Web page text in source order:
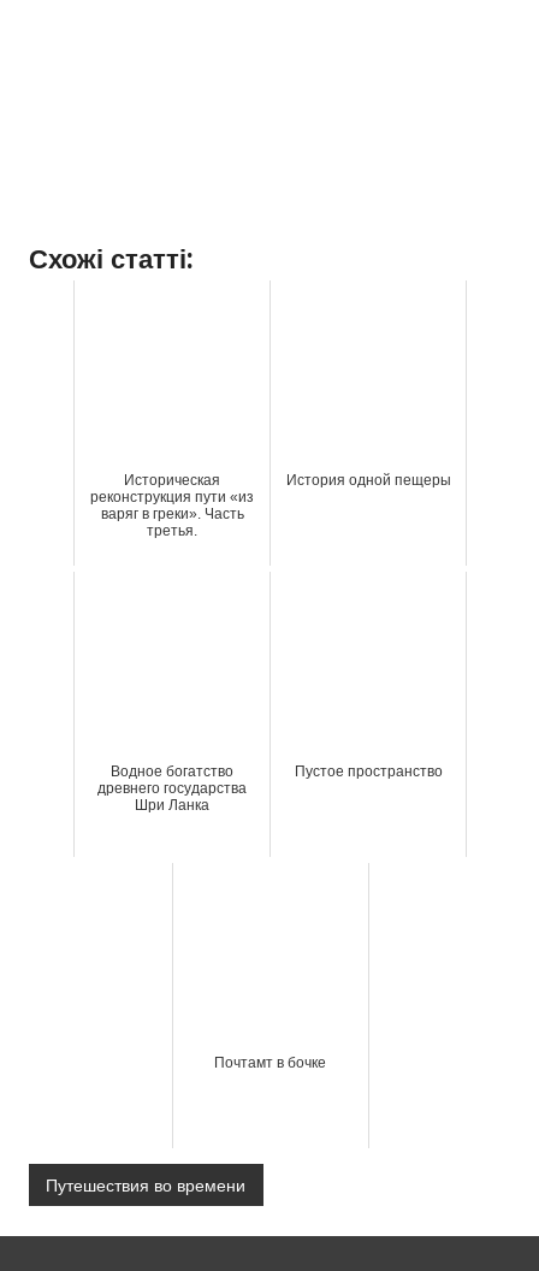
Схожі статті:
Историческая
реконструкция пути «из
варяг в греки». Часть
третья.
История одной пещеры
Водное богатство
древнего государства
Шри Ланка
Пустое пространство
Почтамт в бочке
Путешествия во времени